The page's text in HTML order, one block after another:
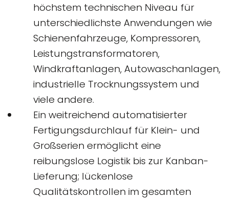
höchstem technischen Niveau für
unterschiedlichste Anwendungen wie
Schienenfahrzeuge, Kompressoren,
Leistungstransformatoren,
Windkraftanlagen, Autowaschanlagen,
industrielle Trocknungssystem und
viele andere.
Ein weitreichend automatisierter
Fertigungsdurchlauf für Klein- und
Großserien ermöglicht eine
reibungslose Logistik bis zur Kanban-
Lieferung; lückenlose
Qualitätskontrollen im gesamten